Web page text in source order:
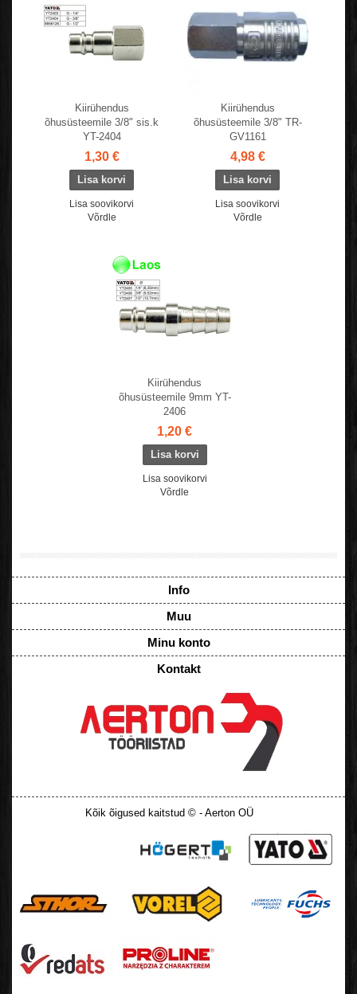
Kiirühendus
õhusüsteemile 3/8" sis.k
YT-2404
1,30 €
Lisa soovikorvi
Võrdle
Kiirühendus
õhusüsteemile 3/8" TR-
GV1161
4,98 €
Lisa soovikorvi
Võrdle
Kiirühendus
õhusüsteemile 9mm YT-
2406
1,20 €
Lisa soovikorvi
Võrdle
Info
Muu
Minu konto
Kontakt
Kõik õigused kaitstud © - Aerton OÜ